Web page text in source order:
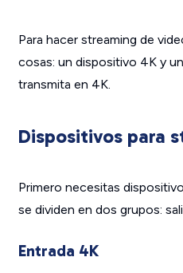
Para hacer streaming de
cosas: un dispositivo 4K y
transmita en 4K.
Dispositivos para
Primero necesitas
se dividen en dos grupos:
Entrada 4K